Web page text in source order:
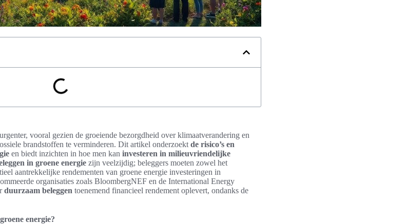
vooral gezien de groeiende bezorgdheid over klimaatverandering en
brandstoffen te verminderen. Dit artikel onderzoekt de risico’s en
en biedt inzichten in hoe men kan investeren in milieuvriendelijke
in groene energie zijn veelzijdig; beleggers moeten zowel het
aantrekkelijke rendementen van groene energie investeringen in
organisaties zoals BloombergNEF en de International Energy
duurzaam beleggen toenemend financieel rendement oplevert, ondanks de
energie?